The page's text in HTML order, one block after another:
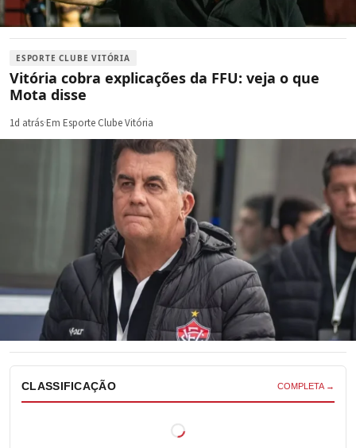
ESPORTE CLUBE VITÓRIA
Vitória cobra explicações da FFU: veja o que
Mota disse
1d atrás·Em Esporte Clube Vitória
CLASSIFICAÇÃO COMPLETA →